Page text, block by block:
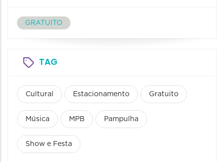
GRATUITO
TAG
Cultural Estacionamento Gratuito
Música MPB Pampulha
Show e Festa